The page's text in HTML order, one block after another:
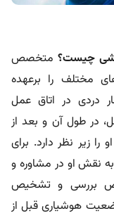
چیست؟ متخصص
مختلف را برعهده
دردی در اتاق عمل
در طول آن و بعد از
زیر نظر دارد. برای
نقش او در مشاوره و
بررسی و تشخیص
هوشیاری قبل از